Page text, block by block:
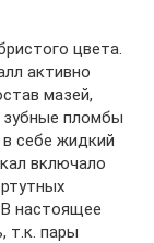
цвета.
активно
мазей,
зубные пломбы
себе жидкий
включало
В настоящее
т.к. пары